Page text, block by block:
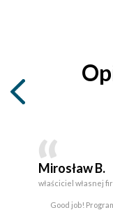
Mirosław B.
właściciel własnej
Good job!